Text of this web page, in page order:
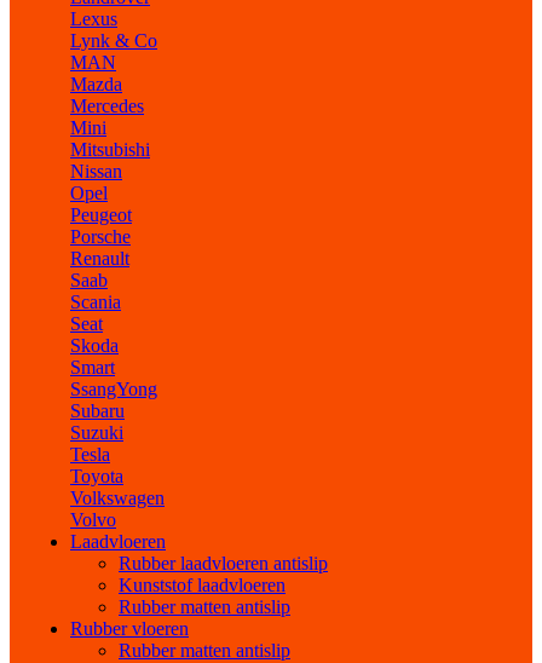
Lexus
Lynk & Co
MAN
Mazda
Mercedes
Mini
Mitsubishi
Nissan
Opel
Peugeot
Porsche
Renault
Saab
Scania
Seat
Skoda
Smart
SsangYong
Subaru
Suzuki
Tesla
Toyota
Volkswagen
Volvo
Laadvloeren
Rubber laadvloeren antislip
Kunststof laadvloeren
Rubber matten antislip
Rubber vloeren
Rubber matten antislip